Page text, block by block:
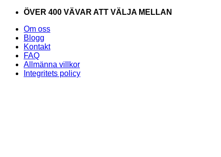
Skip
content
ÖVER 400 VÄVAR ATT VÄLJA MELLAN
Om oss
Blogg
Kontakt
FAQ
Allmänna villkor
Integritets policy